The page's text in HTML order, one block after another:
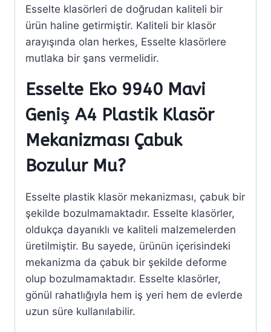
Esselte klasörleri de doğrudan kaliteli bir
ürün haline getirmiştir. Kaliteli bir klasör
arayışında olan herkes, Esselte klasörlere
mutlaka bir şans vermelidir.
Esselte Eko 9940 Mavi
Geniş A4 Plastik Klasör
Mekanizması Çabuk
Bozulur Mu?
Esselte plastik klasör mekanizması, çabuk bir
şekilde bozulmamaktadır. Esselte klasörler,
oldukça dayanıklı ve kaliteli malzemelerden
üretilmiştir. Bu sayede, ürünün içerisindeki
mekanizma da çabuk bir şekilde deforme
olup bozulmamaktadır. Esselte klasörler,
gönül rahatlığıyla hem iş yeri hem de evlerde
uzun süre kullanılabilir.